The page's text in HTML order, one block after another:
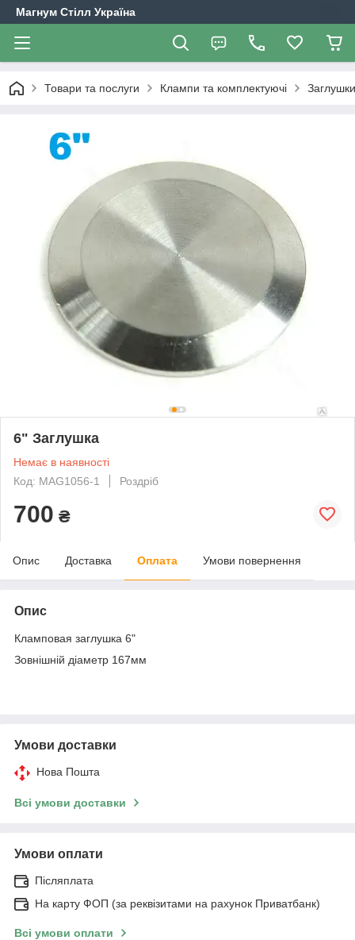
Магнум Стілл Україна
Товари та послуги Клампи та комплектуючі
6" Заглушка
Немає в наявності
Код: MAG1056-1
Роздріб
700 ₴
Опис Доставка Оплата Умови повернення
Опис
Кламповая заглушка 6"
Зовнішній діаметр 167мм
Умови доставки
Нова Пошта
Всі умови доставки
Умови оплати
Післяплата
На карту ФОП (за реквізитами на рахунок Приватбанк)
Всі умови оплати